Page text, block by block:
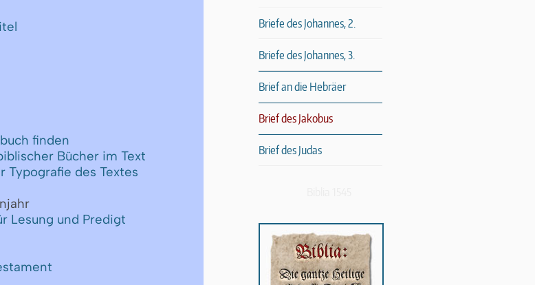
finden
Bücher im Text
Typografie des Textes
Lesung und Predigt
Briefe des Johannes, 2.
Briefe des Johannes, 3.
Brief an die Hebräer
Brief des Jakobus
Brief des Judas